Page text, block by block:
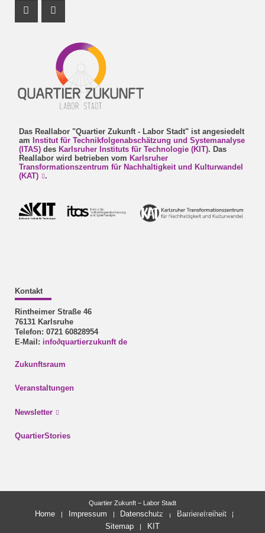
Das Reallabor "Quartier Zukunft - Labor Stadt" ist angesiedelt
am
Institut für Technikfolgenabschätzung und Systemanalyse
(ITAS)des Karlsruher Instituts für Technologie (KIT). Das
Reallabor wird betrieben vom Karlsruher
Transformationszentrum für Nachhaltigkeit und Kulturwandel
(KAT)
.
Kontakt
Rintheimer Straße 46
76131 Karlsruhe
Telefon: 0721 60828954
E-Mail: info∂quartierzukunft de
Zukunftsraum
Veranstaltungen
Newsletter
QuartierStories
Instagram Profil
Facebook Profil
letzte Änderung: 20.01.2026
Quartier Zukunft – Labor Stadt
Home Impressum Datenschutz
Barrierefreiheit
Sitemap
KIT